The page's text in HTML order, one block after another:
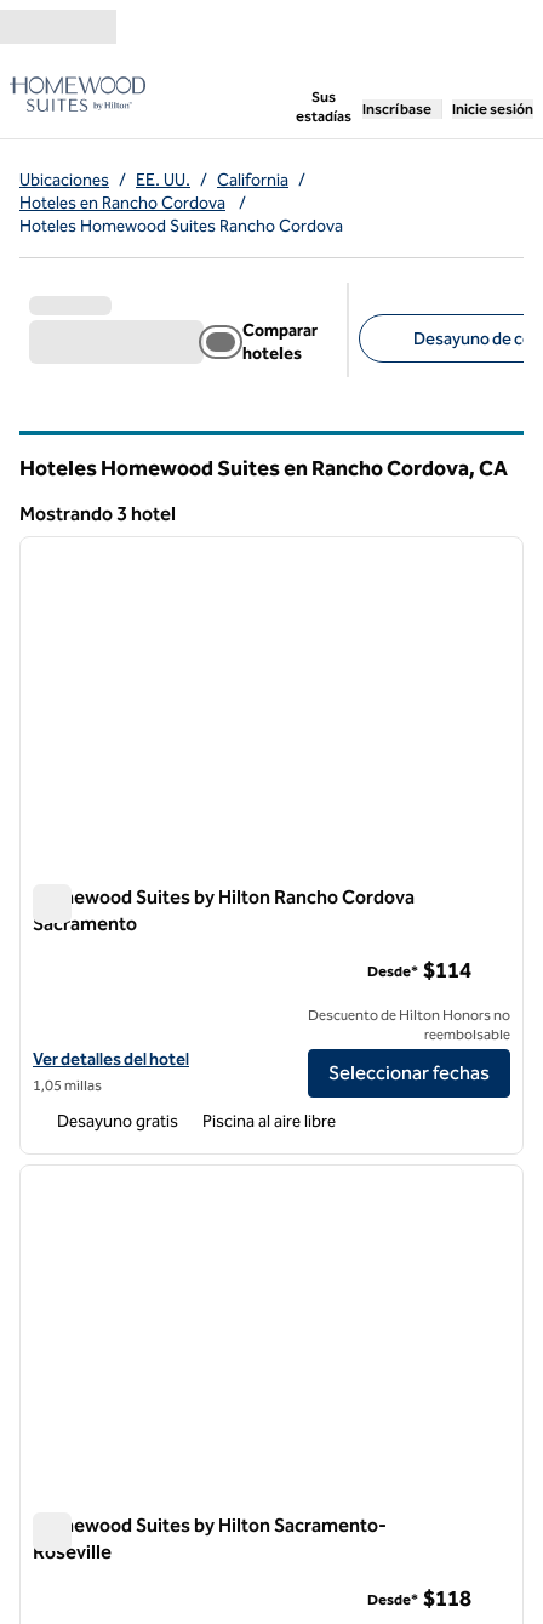
Saltar a contenido
Sus
estadías
, abre una pestaña
Inscríbase Inicie sesión
Ubicaciones / EE. UU. / California /
Hoteles en Rancho Cordova
/
Hoteles Homewood Suites Rancho Cordova
Comparar
hoteles
Desayuno de
Hoteles Homewood Suites en Rancho Cordova,CA
Mostrando 3 hotel
Mostrando 3 hotel
1 de 12
Homewood Suites by Hilton Rancho Cordova
Sacramento
Ver detalles del hotel Homewood Suites by Hilton Rancho Cordova
Ver detalles del hotel
1,05 millas
Desde* $114
Descuento de Hilton Honors no
reembolsable
Seleccionar fechas
Desayuno gratis Piscina al aire libre
1 de 12
Homewood Suites by Hilton Sacramento-
Roseville
Desde* $118